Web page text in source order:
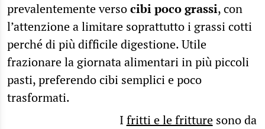
prevalentemente versocibi poco grassi, con
l’attenzione a limitare soprattutto i grassi cotti
perché di più difficile digestione. Utile
frazionare la giornata alimentari in più piccoli
pasti, preferendo cibi semplici e poco
trasformati.
I fritti e le fritturesono da